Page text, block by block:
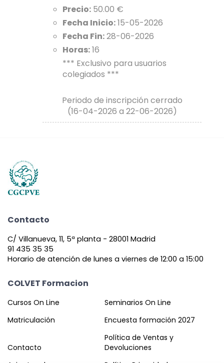
Precio: 50.00 €
Fecha Inicio:15-05-2026
Fecha Fin:28-06-2026
Horas:16
*** Exclusivo para usuarios
colegiados ***
Periodo de inscripción cerrado
(16-04-2026 a 22-06-2026)
Contacto
C/ Villanueva, 11, 5ª planta - 28001 Madrid
91 435 35 35
Horario de atención de lunes a viernes de 12:00 a 15:00
COLVET Formacion
Cursos On Line
Seminarios On Line
Matriculación
Encuesta formación 2027
Contacto
Política de Ventas y
Devoluciones